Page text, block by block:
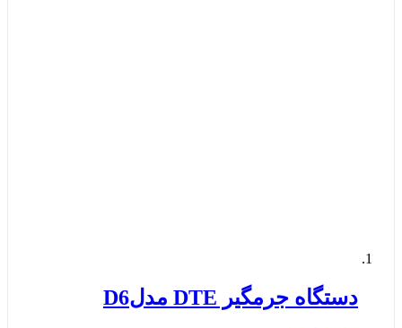
دستگاه جرمگیر DTE مدلD6